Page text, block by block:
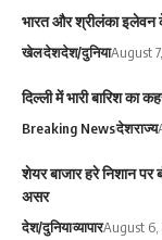
भारत और श्रीलंका इलेवन
खेलदेशदेश/दुनियाAugust
दिल्ली में भारी बारिश का
Breaking Newsदेशराज्य
शेयर बाजार हरे निशान
असर
देश/दुनियाव्यापारAugust 6,